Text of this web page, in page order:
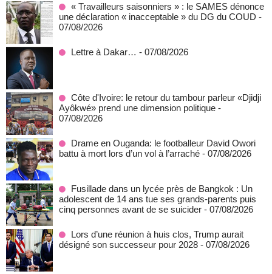
« Travailleurs saisonniers » : le SAMES dénonce
une déclaration « inacceptable » du DG du COUD -
07/08/2026
Lettre à Dakar… - 07/08/2026
Côte d'Ivoire: le retour du tambour parleur «Djidji
Ayôkwé» prend une dimension politique -
07/08/2026
Drame en Ouganda: le footballeur David Owori
battu à mort lors d’un vol à l’arraché - 07/08/2026
Fusillade dans un lycée près de Bangkok : Un
adolescent de 14 ans tue ses grands-parents puis
cinq personnes avant de se suicider - 07/08/2026
Lors d’une réunion à huis clos, Trump aurait
désigné son successeur pour 2028 - 07/08/2026